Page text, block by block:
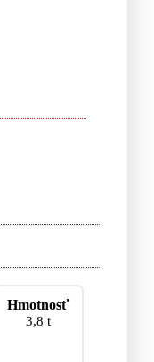
Hmotnosť
3,8 t